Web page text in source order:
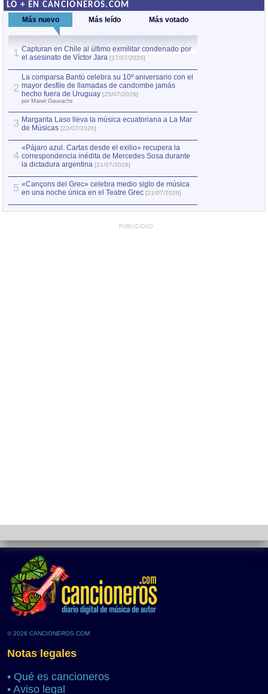
LO + EN CANCIONEROS.COM
Más nuevo Más leído Más votado
1 Capturan en Chile al último exmilitar condenado por
el asesinato de Víctor Jara [27/07/2026]
2
La comparsa Bantú celebra su 10º aniversario con el
mayor desfile de llamadas de candombe jamás
hecho fuera de Uruguay [25/07/2026]
por Manel Gausachs
3 Margarita Laso lleva la música ecuatoriana a La Mar
de Músicas [22/07/2026]
4
«Pájaro azul. Cartas desde el exilio» recupera la
correspondencia inédita de Mercedes Sosa durante
la dictadura argentina [21/07/2026]
5 «Cançons del Grec» celebra medio siglo de música
en una noche única en el Teatre Grec [21/07/2026]
PUBLICIDAD
© 2026 CANCIONEROS.COM
Notas legales
• Qué es cancioneros
• Aviso legal